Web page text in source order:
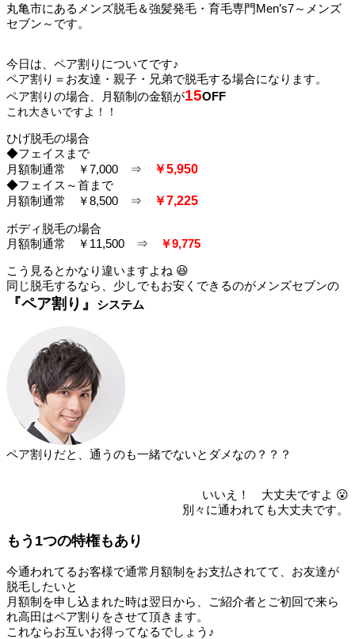
丸亀市にあるメンズ脱毛＆強髪発毛・育毛専門Men’s7～メンズ
セブン～です。
今日は、ペア割りについてです♪
ペア割り＝お友達・親子・兄弟で脱毛する場合になります。
ペア割りの場合、月額制の金額が15OFF
これ大きいですよ！！
ひげ脱毛の場合
◆フェイスまで
月額制通常 ￥7,000 ⇒
￥5,950
◆フェイス～首まで
月額制通常 ￥8,500 ⇒
￥7,225
ボディ脱毛の場合
月額制通常 ￥11,500 ⇒
￥9,775
こう見るとかなり違いますよね 😆
同じ脱毛するなら、少しでもお安くできるのがメンズセブンの
『ペア割り』 システム
ペア割りだと、通うのも一緒でないとダメなの？？？
いいえ！ 大丈夫ですよ 😮
別々に通われても大丈夫です。
もう1つの特権もあり
今通われてるお客様で通常月額制をお支払されてて、お友達が
脱毛したいと
月額制を申し込まれた時は翌日から、ご紹介者とご初回で来ら
れ高田はペア割りをさせて頂きます。
これならお互いお得ってなるでしょう♪